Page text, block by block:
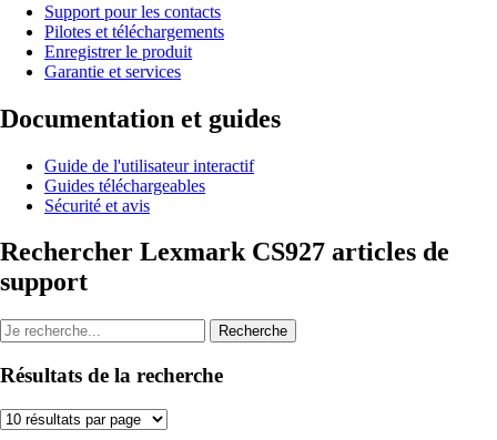
Support pour les contacts
Pilotes et téléchargements
Enregistrer le produit
Garantie et services
Documentation et guides
Guide de l'utilisateur interactif
Guides téléchargeables
Sécurité et avis
Rechercher Lexmark CS927 articles de
support
Recherche
Résultats de la recherche